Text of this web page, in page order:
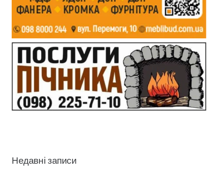
Недавні записи